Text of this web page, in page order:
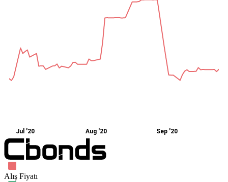
Jul '20 Aug '20 Sep '20
Alış Fiyatı